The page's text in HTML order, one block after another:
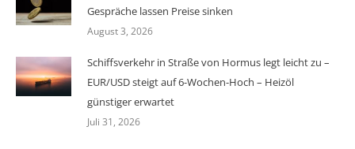
Gespräche lassen Preise sinken
August 3, 2026
Schiffsverkehr in Straße von Hormus legt leicht zu –
EUR/USD steigt auf 6-Wochen-Hoch – Heizöl
günstiger erwartet
Juli 31, 2026